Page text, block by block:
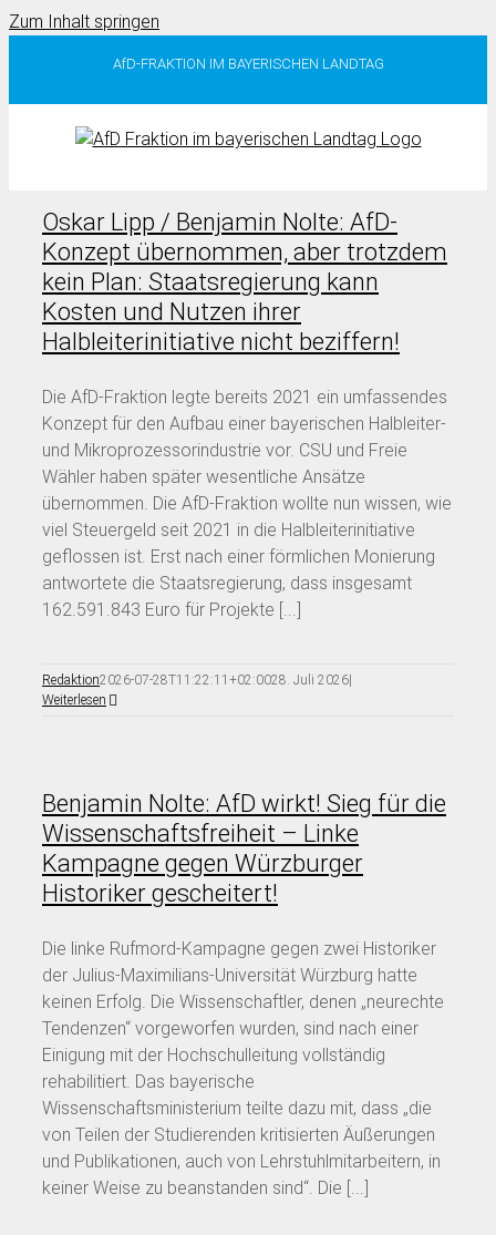
Zum Inhalt springen
AfD-FRAKTION IM BAYERISCHEN LANDTAG
Oskar Lipp / Benjamin Nolte: AfD-
Konzept übernommen, aber trotzdem
kein Plan: Staatsregierung kann
Kosten und Nutzen ihrer
Halbleiterinitiative nicht beziffern!
Die AfD-Fraktion legte bereits 2021 ein umfassendes
Konzept für den Aufbau einer bayerischen Halbleiter-
und Mikroprozessorindustrie vor. CSU und Freie
Wähler haben später wesentliche Ansätze
übernommen. Die AfD-Fraktion wollte nun wissen, wie
viel Steuergeld seit 2021 in die Halbleiterinitiative
geflossen ist. Erst nach einer förmlichen Monierung
antwortete die Staatsregierung, dass insgesamt
162.591.843 Euro für Projekte [...]
Redaktion2026-07-28T11:22:11+02:0028. Juli 2026|
Weiterlesen
Benjamin Nolte: AfD wirkt! Sieg für die
Wissenschaftsfreiheit – Linke
Kampagne gegen Würzburger
Historiker gescheitert!
Die linke Rufmord-Kampagne gegen zwei Historiker
der Julius-Maximilians-Universität Würzburg hatte
keinen Erfolg. Die Wissenschaftler, denen „neurechte
Tendenzen“ vorgeworfen wurden, sind nach einer
Einigung mit der Hochschulleitung vollständig
rehabilitiert. Das bayerische
Wissenschaftsministerium teilte dazu mit, dass „die
von Teilen der Studierenden kritisierten Äußerungen
und Publikationen, auch von Lehrstuhlmitarbeitern, in
keiner Weise zu beanstanden sind“. Die [...]